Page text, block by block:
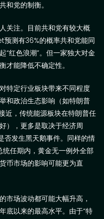
和党的制衡。
关注。目前共和党有较大概
预测有36%的概率共和党能同
“红色浪潮”。但一家独大对金
才能降低不确定性。
特定行业板块带来不同程度
和政治生态影响（如特朗普
近，传统能源板块在特朗普任
），更多是取决于经济周
否发生黑天鹅事件。同样的情
统任期内，黄金无一例外全部
币市场的影响可能更为直
市场波动都可能大幅升高，
底以来的最高水平。由于“特